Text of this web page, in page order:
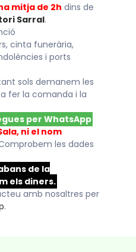
mitja de 2h dins de
Sarral.
cinta funerària,
i ports
sols demanem les
fer la comanda i la
per WhatsApp
ni el nom
les dades
de la
els diners.
amb nosaltres per
.